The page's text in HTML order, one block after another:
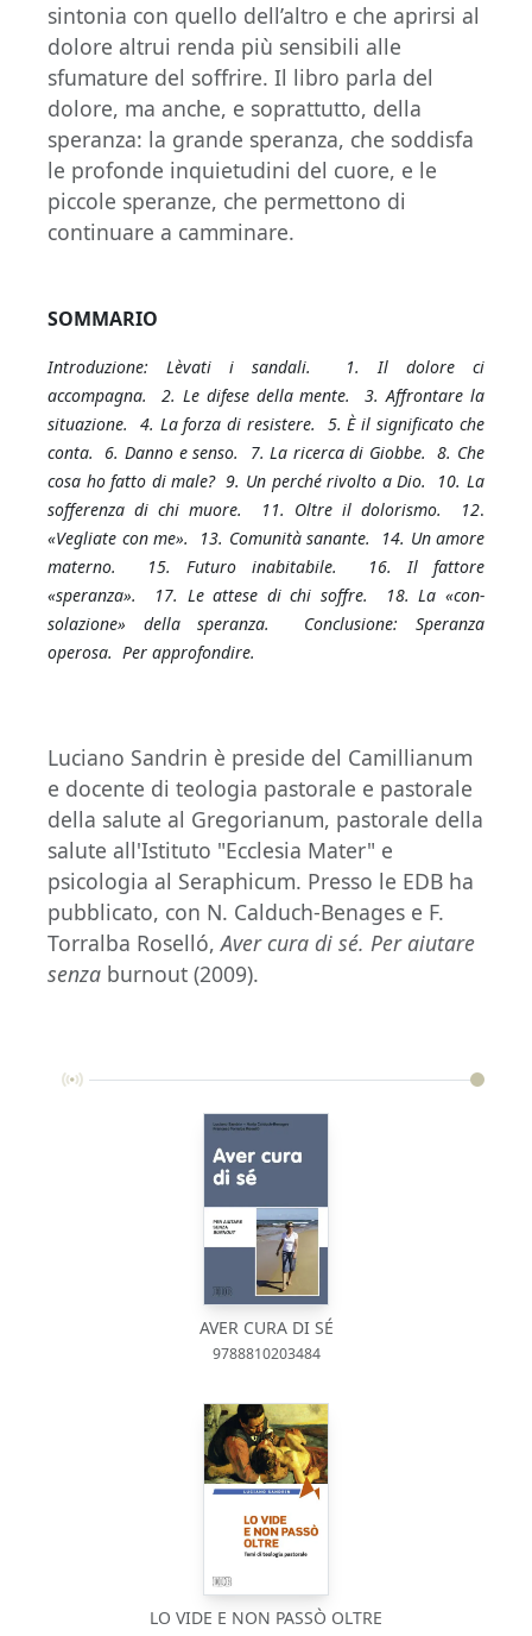
sintonia con quello dell’altro e che aprirsi al
dolore altrui renda più sensibili alle
sfumature del soffrire. Il libro parla del
dolore, ma anche, e soprattutto, della
speranza: la grande speranza, che soddisfa
le profonde inquietudini del cuore, e le
piccole speranze, che permettono di
continuare a camminare.
SOMMARIO
Introduzione: Lèvati i sandali. 1. Il dolore ci
accompagna. 2. Le difese della mente. 3. Affrontare la
situazione. 4. La forza di resistere. 5. È il significato che
conta. 6. Danno e senso. 7. La ricerca di Giobbe. 8. Che
cosa ho fatto di male? 9. Un perché rivolto a Dio. 10. La
sofferenza di chi muore. 11. Oltre il dolorismo. 12.
«Vegliate con me». 13. Comunità sanante. 14. Un amore
materno. 15. Futuro inabitabile. 16. Il fattore
«speranza». 17. Le attese di chi soffre. 18. La «con-
solazione» della speranza. Conclusione: Speranza
operosa. Per approfondire.
Luciano Sandrin è preside del Camillianum
e docente di teologia pastorale e pastorale
della salute al Gregorianum, pastorale della
salute all'Istituto "Ecclesia Mater" e
psicologia al Seraphicum. Presso le EDB ha
pubblicato, con N. Calduch-Benages e F.
Torralba Roselló,Aver cura di sé. Per aiutare
senza burnout (2009).
AVER CURA DI SÉ
9788810203484
LO VIDE E NON PASSÒ OLTRE